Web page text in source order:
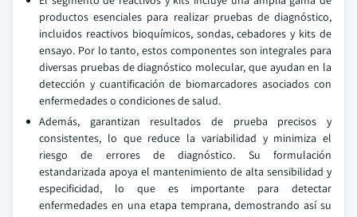
productos esenciales para realizar pruebas de diagnóstico,
incluidos reactivos bioquímicos, sondas, cebadores y kits de
ensayo. Por lo tanto, estos componentes son integrales para
diversas pruebas de diagnóstico molecular, que ayudan en la
detección y cuantificación de biomarcadores asociados con
enfermedades o condiciones de salud.
Además, garantizan resultados de prueba precisos y
consistentes, lo que reduce la variabilidad y minimiza el
riesgo de errores de diagnóstico. Su formulación
estandarizada apoya el mantenimiento de alta sensibilidad y
especificidad, lo que es importante para detectar
enfermedades en una etapa temprana, demostrando así su